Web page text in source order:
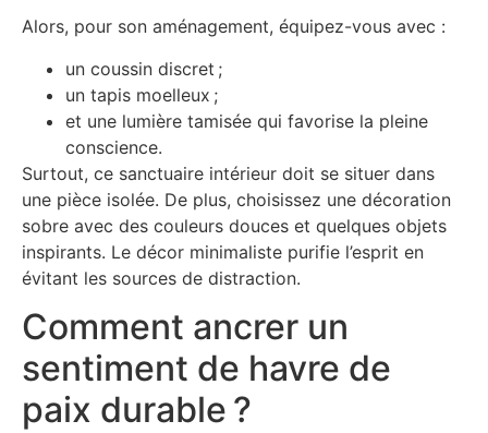
Alors, pour son aménagement, équipez-vous avec :
un coussin discret ;
un tapis moelleux ;
et une lumière tamisée qui favorise la pleine
conscience.
Surtout, ce sanctuaire intérieur doit se situer dans
une pièce isolée. De plus, choisissez une décoration
sobre avec des couleurs douces et quelques objets
inspirants. Le décor minimaliste purifie l’esprit en
évitant les sources de distraction.
Comment ancrer un
sentiment de havre de
paix durable ?